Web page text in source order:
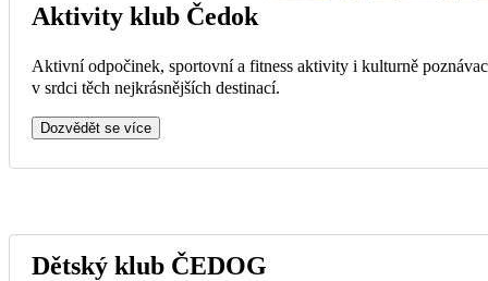
Aktivity klub Čedok
Aktivní odpočinek, sportovní a fitness aktivity i kulturně
v srdci těch nejkrásnějších destinací.
Dozvědět se více
Dětský klub ČEDOG